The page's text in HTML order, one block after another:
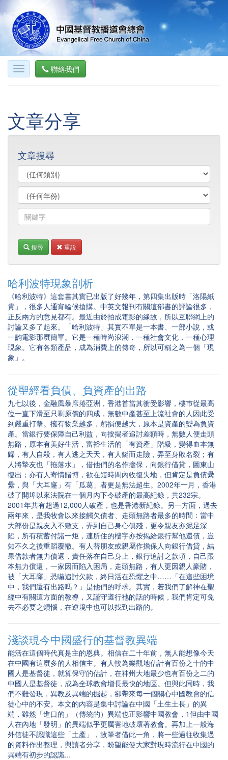
聯絡我們
文章分享
文章搜尋
搜尋 重設
哈利波特現象剖析
《哈利波特》這套書其實已出版了好幾年，第四集出版時「洛陽紙
貴」，很多人通宵輪候搶購。中英文報刊有關這部書的評論很多，
正反兩方的意見都有。最近由於拍成電影的緣故，所以互聯網上的
討論又多了起來。「哈利波特」其實不單是一本書、一部小說，或
一齣電影那麼簡單。它是一種時尚浪潮，一種社會文化，一種心理
現象。它有各類產品，成為消費上的傳奇，所以可稱之為一個「現
象」。
從聖經看負債、負資產的出路
九七以後，金融風暴席捲亞洲，香港首當其衝受影響，樓巿從最高
位一直下滑至只剩原價的四成，無數中產甚至上流社會的人因此受
到嚴重打擊。擁有物業越多，虧損便越大，原本是資產的變為負資
產。當銀行要保障自己利益，向按揭者追討差額時，無數人便走頭
無路，原本有美好生活，富裕生活的「有資產」階級，變得血本無
歸，有人自殺，有人逃之夭夭，有人鋌而走險，弄至身敗名裂；有
人將摯友也「拖落水」，借他們的名作擔保，向銀行借貸，圖東山
復出；亦有人寄情賭博，欲在短時間內收復失地，但肯定是負債纍
纍，與「大耳窿」有「瓜葛」者更是無法超生。2002年一月，香港
破了開埠以來法院在一個月內下令破產的最高紀錄，共232宗。
2001年共有超過12,000人破產，也是香港新紀錄。另一方面，過去
兩年來，是我牧會以來接觸欠債者、走頭無路者最多的時間：當中
大部份是親友入不敷支，弄到自己身心俱殘，更令親友亦泥足深
陷，所有積蓄付諸一炬，連所住的樓宇亦按揭給銀行幫他還債，豈
知不久之後重蹈覆轍。有人替朋友或親屬作擔保人向銀行借貸，結
果借款者無力債還，責任落在自己身上，銀行追討之款項，自己跟
本無力償還，一家因而陷入困局，走頭無路，有人更因親人豪賭，
被「大耳窿」恐嚇追討欠款，終日活在恐懼之中……「在這些困境
中，我們還有出路嗎？」是他們的呼求。其實，若我們了解神在聖
經中有關這方面的教導，又謹守遵行祂的話的時候，我們肯定可免
去不必要之煩惱，在逆境中也可以找到出路的。
淺談現今中國盛行的基督教異端
能活在這個時代真是主的恩典。相信在二十年前，無人能想像今天
在中國有這麼多的人相信主。有人較為樂觀地估計有百份之十的中
國人是基督徒，就算保守的估計，在神州大地最少也有百份之二的
中國人是基督徒，成為全球教會增長最快的地區。但與此同時，我
們不難發現，異教及異端的掘起，卻帶來每一個關心中國教會的信
徒心中的不安。本文的內容是集中討論在中國「土生土長」的異
端，雖然「進口的」（傳統的）異端也正影響中國教會，1但由中國
人在內地「發明」的異端似乎更厲害地破壞著教會。再加上一般海
外信徒不認識這些「土產」，故筆者借此一角，將一些過往收集過
的資料作出整理，與讀者分享，盼望能使大家對現時流行在中國的
異端有初步的認識...